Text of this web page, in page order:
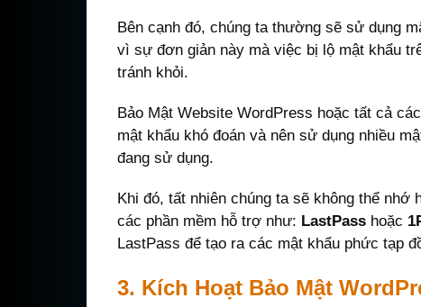
Bên cạnh đó, chúng ta thường sẽ sử dụng
vì sự đơn giản này mà việc bị lộ mật khẩu
tránh khỏi.
Bảo Mật Website WordPress hoặc tất cả
mật khẩu khó đoán và nên sử dụng nhiều
đang sử dụng.
Khi đó, tất nhiên chúng ta sẽ không thể
các phần mềm hỗ trợ như: LastPass hoặc
LastPass để tạo ra các mật khẩu phức tạp
3. Kích Hoạt Bảo Mật